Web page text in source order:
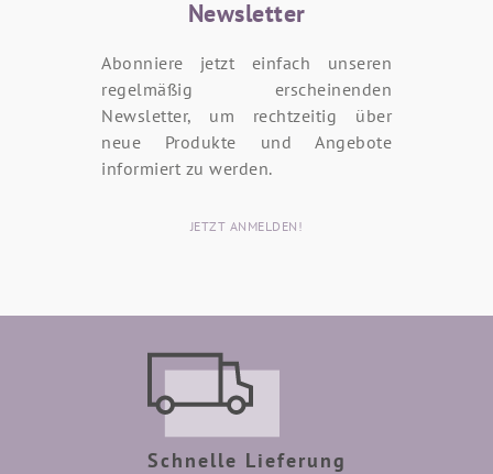
Newsletter
Abonniere jetzt einfach unseren
regelmäßig erscheinenden
Newsletter, um rechtzeitig über
neue Produkte und Angebote
informiert zu werden.
JETZT ANMELDEN!
Schnelle Lieferung